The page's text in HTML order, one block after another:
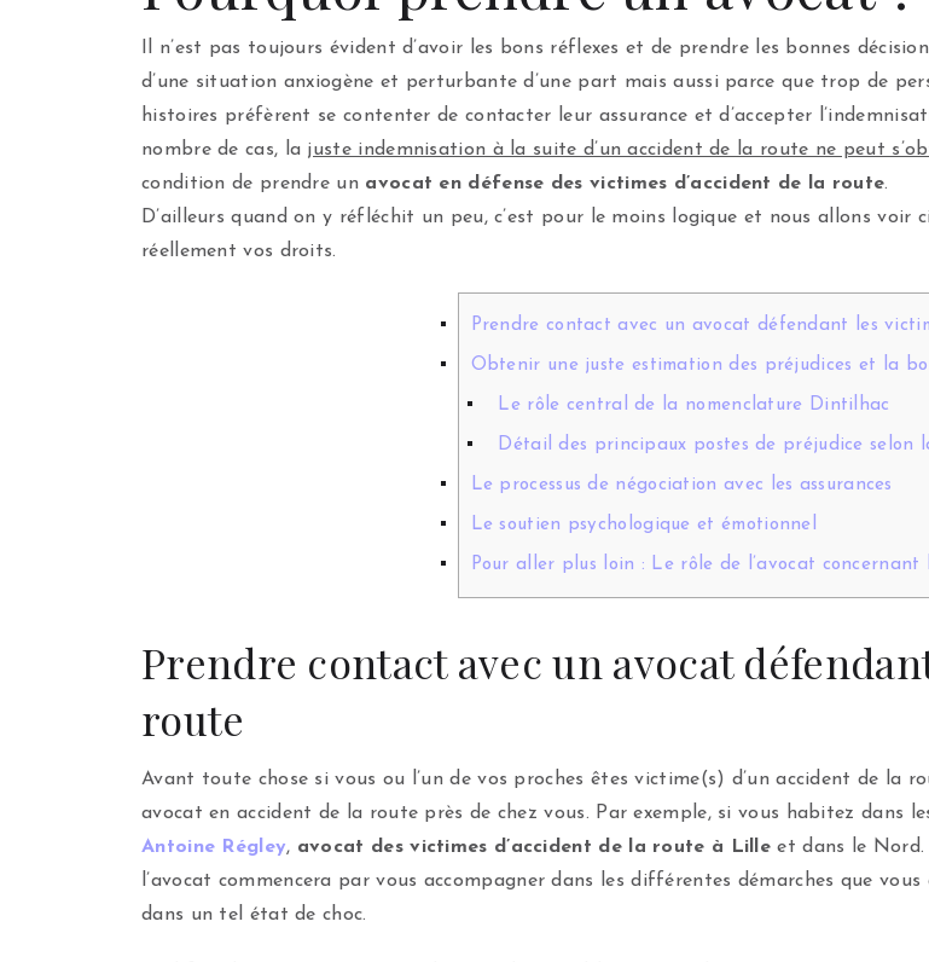
Il n’est pas toujours évident d’avoir les bons réflexes et de prendre les bonnes
d’une situation anxiogène et perturbante d’une part mais aussi parce que trop de
histoires préfèrent se contenter de contacter leur assurance et d’accepter
nombre de cas, la juste indemnisation à la suite d’un accident de la route ne peut
condition de prendre un avocat en défense des victimes d’accident de la route.
D’ailleurs quand on y réfléchit un peu, c’est pour le moins logique et nous allons
réellement vos droits.
Prendre contact avec un avocat défendant les
Obtenir une juste estimation des préjudices et la
Le rôle central de la nomenclature Dintilhac
Détail des principaux postes de préjudice selon
Le processus de négociation avec les assurances
Le soutien psychologique et émotionnel
Pour aller plus loin : Le rôle de l’avocat concernant
Prendre contact avec un avocat
route
Avant toute chose si vous ou l’un de vos proches êtes victime(s) d’un accident de la
avocat en accident de la route près de chez vous. Par exemple, si vous habitez dans
Antoine Régley, avocat des victimes d’accident de la route à Lille et dans le Nord.
l’avocat commencera par vous accompagner dans les différentes démarches que
dans un tel état de choc.